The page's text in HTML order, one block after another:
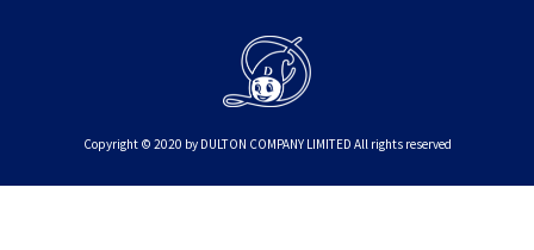
Copyright © 2020 by DULTON COMPANY LIMITED All rights reserved